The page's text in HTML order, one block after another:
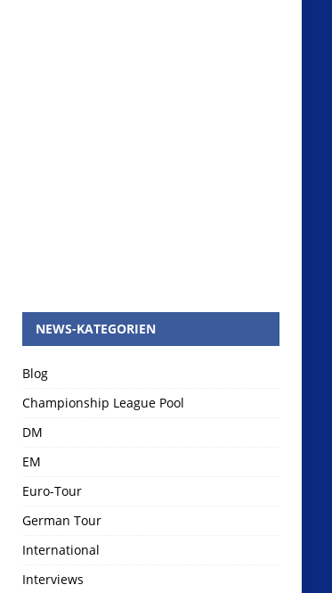
NEWS-KATEGORIEN
Blog
Championship League Pool
DM
EM
Euro-Tour
German Tour
International
Interviews